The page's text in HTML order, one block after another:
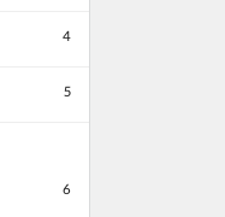
4
5
6